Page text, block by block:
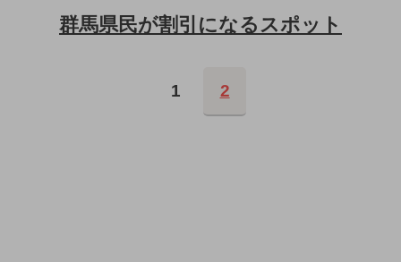
群馬県民が割引になるスポット
1 2